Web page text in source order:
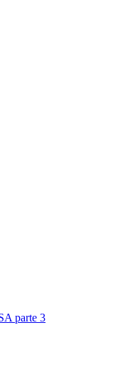
parte 3